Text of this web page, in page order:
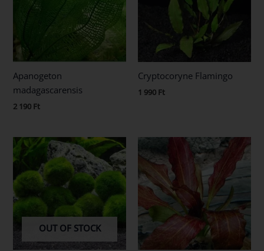
Apanogeton
madagascarensis
2 190 Ft
Cryptocoryne Flamingo
1 990 Ft
OUT OF STOCK